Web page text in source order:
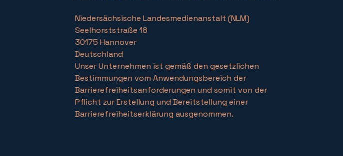
Niedersächsische Landesmedienanstalt (NLM)
Seelhorststraße 18
30175 Hannover
Deutschland
Unser Unternehmen ist gemäß den gesetzlichen
Bestimmungen vom Anwendungsbereich der
Barrierefreiheitsanforderungen und somit von der
Pflicht zur Erstellung und Bereitstellung einer
Barrierefreiheitserklärung ausgenommen.